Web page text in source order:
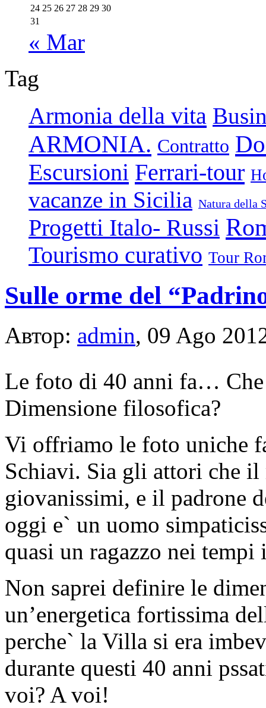
24 25 26 27 28 29 30
31
« Mar
Tag
Armonia della vita
ARMONIA. Contratto
Escursioni Ferrari-tour
vacanze in Sicilia Natura della
Progetti Italo- Russi
Tourismo curativo Tour
Sulle orme del
Автор: admin, 09 Ago
Le foto di 40 anni fa… Che
Dimensione filosofica?
Vi offriamo le foto uniche
Schiavi. Sia gli attori che il
giovanissimi, e il padrone
oggi e` un uomo
quasi un ragazzo nei
Non saprei definire le
un’energetica fortissima
perche` la Villa si era
durante questi 40 anni
voi? A voi!